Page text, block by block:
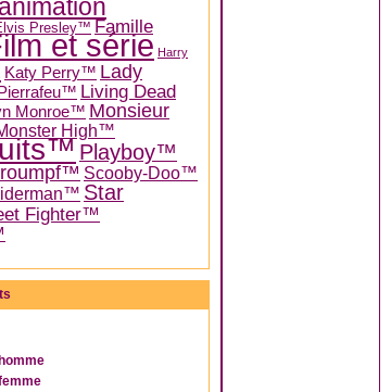
Presley™ Famille
et série Harry
Katy Perry™ Lady
Living Dead
Monroe™ Monsieur
High™
Playboy™
Scooby-Doo™
Star
Fighter™